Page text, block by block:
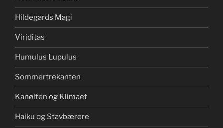
Hildegards Magi
Viriditas
Humulus Lupulus
Sommertrekanten
Kanølfen og Klimaet
Haiku og Stavbærere